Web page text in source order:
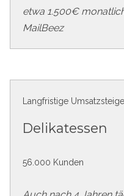
etwa 1.500€
MailBeez
Langfristige
Delikatessen
56.000 Kunden